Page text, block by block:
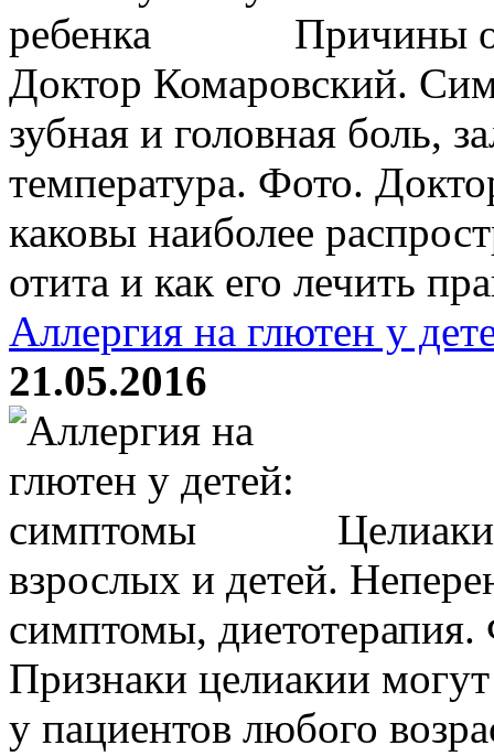
Причины
Доктор Комаровский.
зубная и головная боль,
температура. Фото.
каковы наиболее
отита и как его лечить
Аллергия на глютен у
21.05.2016
взрослых и детей.
симптомы,
Признаки целиакии
у пациентов любого